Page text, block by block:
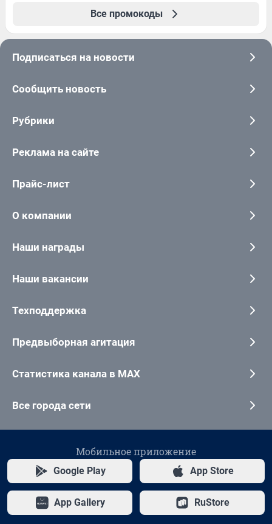
Все промокоды
Подписаться на новости
Сообщить новость
Рубрики
Реклама на сайте
Прайс-лист
О компании
Наши награды
Наши вакансии
Техподдержка
Предвыборная агитация
Статистика канала в MAX
Все города сети
Мобильное приложение
Google Play App Store
App Gallery RuStore